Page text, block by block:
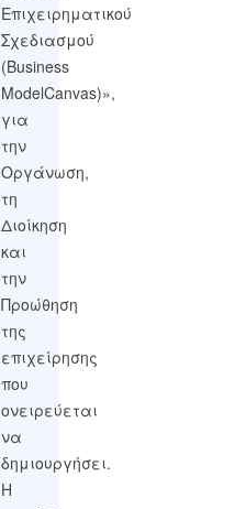
Επιχειρηματικού
Σχεδιασμού
(Business
ModelCanvas)»,
για
την
Οργάνωση,
τη
Διοίκηση
και
την
Προώθηση
της
επιχείρησης
που
ονειρεύεται
να
δημιουργήσει.
Η